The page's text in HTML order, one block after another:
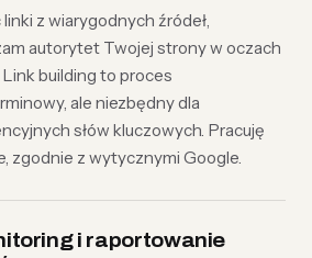
linki z wiarygodnych źródeł,
autorytet Twojej strony w oczach
building to proces
ale niezbędny dla
słów kluczowych. Pracuję
zgodnie z wytycznymi Google.
i raportowanie